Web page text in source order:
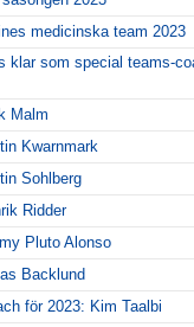
medicinska team 2023
klar som special teams-
Malm
Kwarnmark
Sohlberg
Ridder
Pluto Alonso
Backlund
för 2023: Kim Taalbi